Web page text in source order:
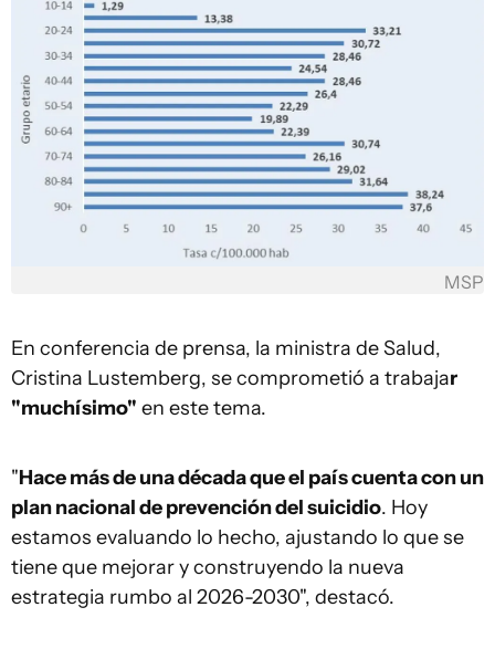
MSP
En conferencia de prensa, la ministra de Salud,
Cristina Lustemberg, se comprometió a trabajar
"muchísimo" en este tema.
"Hace más de una década que el país cuenta con un
plan nacional de prevención del suicidio. Hoy
estamos evaluando lo hecho, ajustando lo que se
tiene que mejorar y construyendo la nueva
estrategia rumbo al 2026-2030", destacó.